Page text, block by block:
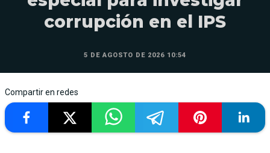
corrupción en el IPS
5 DE AGOSTO DE 2026 10:54
Compartir en redes